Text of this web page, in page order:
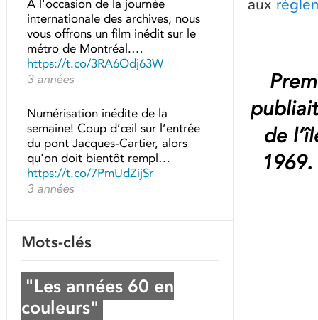
aux
de
À l'occasion de la journée
internationale des archives, nous
vous offrons un film inédit sur le
métro de Montréal.…
https://t.co/3RA6Odj63W
3 années
Numérisation inédite de la
semaine! Coup d’œil sur l’entrée
du pont Jacques-Cartier, alors
qu'on doit bientôt rempl…
https://t.co/7PmUdZijSr
3 années
Mots-clés
"Les années 60 en
couleurs"